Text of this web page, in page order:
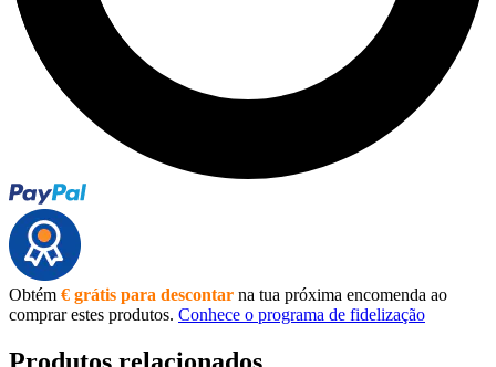
Obtém € grátis para descontar na tua próxima encomenda ao
comprar estes produtos. Conhece o programa de fidelização
Produtos relacionados